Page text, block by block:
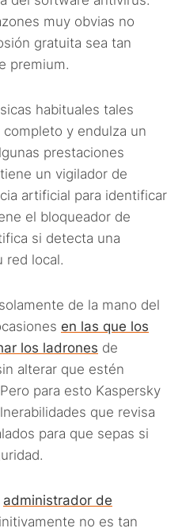
muy obvias no
gratuita sea tan
premium.
habituales tales
y endulza un
prestaciones
un vigilador de
artificial para identificar
el bloqueador de
si detecta una
red local.
de la mano del
en las que los
los ladrones de
alterar que estén
para esto Kaspersky
que revisa
para que sepas si
administrador de
no es tan